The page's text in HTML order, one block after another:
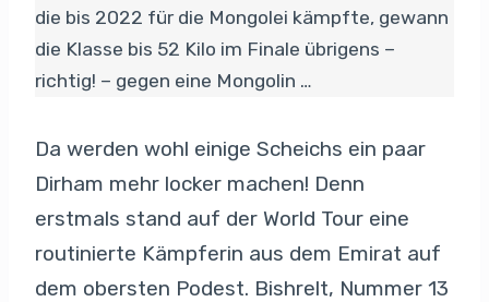
die bis 2022 für die Mongolei kämpfte, gewann
die Klasse bis 52 Kilo im Finale übrigens –
richtig! – gegen eine Mongolin …
Da werden wohl einige Scheichs ein paar
Dirham mehr locker machen! Denn
erstmals stand auf der World Tour eine
routinierte Kämpferin aus dem Emirat auf
dem obersten Podest. Bishrelt, Nummer 13